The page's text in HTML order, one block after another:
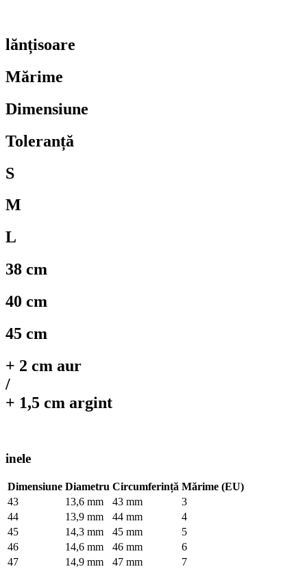
lănțisoare
Mărime
Dimensiune
Toleranță
S
M
L
38 cm
40 cm
45 cm
+ 2 cm aur
/
+ 1,5 cm argint
inele
Dimensiune Diametru Circumferință Mărime (EU)
43
13,6 mm 43 mm
3
44
13,9 mm 44 mm
4
45
14,3 mm 45 mm
5
46
14,6 mm 46 mm
6
47
14,9 mm 47 mm 7